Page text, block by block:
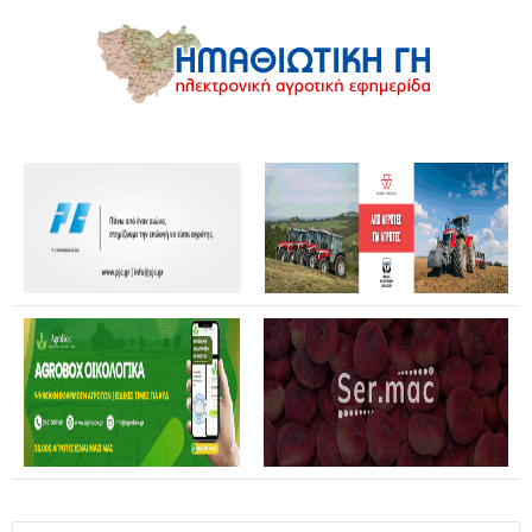
Επίσκεψη Καρυστιανού σε Κοζάνη και Φλώρινα: Η